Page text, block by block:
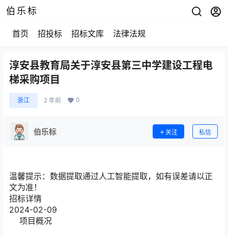
伯乐标
首页 招投标 招标文库 法律法规
淳安县教育局关于淳安县第三中学建设工程电
梯采购项目
浙江 2 年前 0
伯乐标 关注 私信
温馨提示： 数据提取通过人工智能提取，如有误差请以正
文为准！
招标详情
2024-02-09
项目概况